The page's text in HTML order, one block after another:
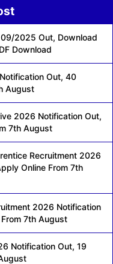
09/2025 Out, Download
Download
Out, 40
August
2026 Notification Out,
7th August
Recruitment 2026
Online From 7th
2026 Notification
7th August
Notification Out, 19